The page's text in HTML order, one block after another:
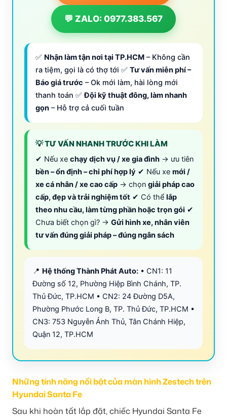
💬 ZALO: 0977.383.567
✅ Nhận làm tận nơi tại TP.HCM – Không cần
ra tiệm, gọi là có thợ tới ✅ Tư vấn miễn phí –
Báo giá trước – Ok mới làm, hài lòng mới
thanh toán ✅Đội kỹ thuật đông, làm nhanh
gọn – Hỗ trợ cả cuối tuần
💡 TƯ VẤN NHANH TRƯỚC KHI LÀM
✔ Nếu xe chạy dịch vụ / xe gia đình → ưu tiên
bền – ổn định – chi phí hợp lý ✔ Nếu xe mới /
xe cá nhân / xe cao cấp → chọn giải pháp cao
cấp, đẹp và trải nghiệm tốt ✔ Có thể lắp
theo nhu cầu, làm từng phần hoặc trọn gói ✔
Chưa biết chọn gì? → Gửi hình xe, nhân viên
tư vấn đúng giải pháp – đúng ngân sách
📍 Hệ thống Thành Phát Auto: • CN1: 11
Đường số 12, Phường Hiệp Bình Chánh, TP.
Thủ Đức, TP.HCM • CN2: 24 Đường D5A,
Phường Phước Long B, TP. Thủ Đức, TP.HCM •
CN3: 753 Nguyễn Ảnh Thủ, Tân Chánh Hiệp,
Quận 12, TP.HCM
Những tính năng nổi bật của màn hình Zestech trên
Hyundai Santa Fe
Sau khi hoàn tất lắp đặt, chiếc Hyundai Santa Fe